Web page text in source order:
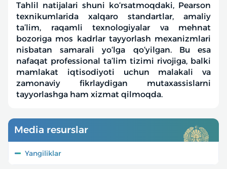
Tahlil natijalari shuni ko‘rsatmoqdaki, Pearson
texnikumlarida xalqaro standartlar, amaliy
ta’lim, raqamli texnologiyalar va mehnat
bozoriga mos kadrlar tayyorlash mexanizmlari
nisbatan samarali yo‘lga qo‘yilgan. Bu esa
nafaqat professional ta’lim tizimi rivojiga, balki
mamlakat iqtisodiyoti uchun malakali va
zamonaviy fikrlaydigan mutaxassislarni
tayyorlashga ham xizmat qilmoqda.
Media resurslar
Yangiliklar